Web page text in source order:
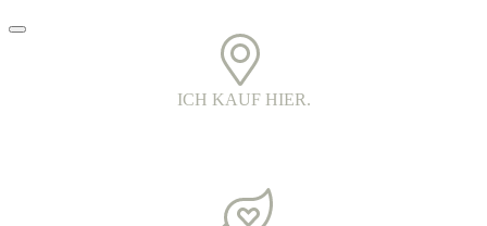
ICH KAUF HIER.